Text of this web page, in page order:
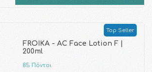
Top Seller
FROIKA - AC Face Lotion F |
200ml
85 Πόντοι